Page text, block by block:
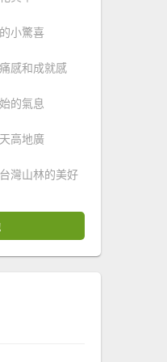
小驚喜
感和成就感
的氣息
高地廣
灣山林的美好